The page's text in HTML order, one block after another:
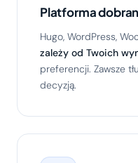
Platforma
Hugo, WordPress,
zależy od Twoich
preferencji. Zawsze
decyzją.